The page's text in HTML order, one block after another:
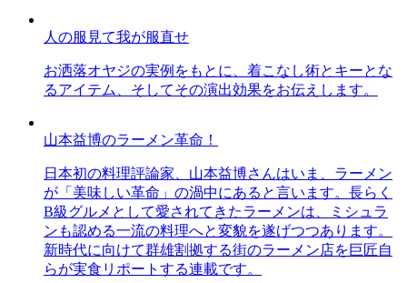
人の服見て我が服直せ
お洒落オヤジの実例をもとに、着こなし術とキーとな
るアイテム、そしてその演出効果をお伝えします。
山本益博のラーメン革命！
日本初の料理評論家、山本益博さんはいま、ラーメン
が「美味しい革命」の渦中にあると言います。長らく
B級グルメとして愛されてきたラーメンは、ミシュラ
ンも認める一流の料理へと変貌を遂げつつあります。
新時代に向けて群雄割拠する街のラーメン店を巨匠自
らが実食リポートする連載です。